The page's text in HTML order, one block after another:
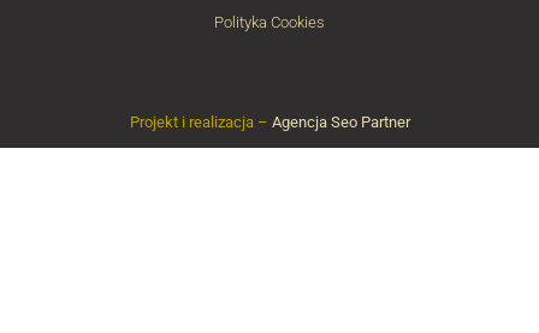
Polityka Cookies
Projekt i realizacja – Agencja Seo Partner